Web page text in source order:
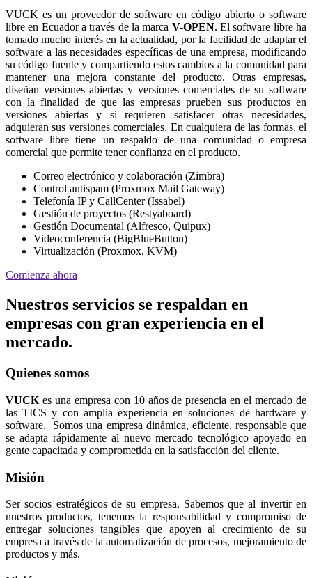
VUCK es un proveedor de software en código abierto o software
libre en Ecuador a través de la marca V-OPEN. El software libre ha
tomado mucho interés en la actualidad, por la facilidad de adaptar el
software a las necesidades específicas de una empresa, modificando
su código fuente y compartiendo estos cambios a la comunidad para
mantener una mejora constante del producto. Otras empresas,
diseñan versiones abiertas y versiones comerciales de su software
con la finalidad de que las empresas prueben sus productos en
versiones abiertas y si requieren satisfacer otras necesidades,
adquieran sus versiones comerciales. En cualquiera de las formas, el
software libre tiene un respaldo de una comunidad o empresa
comercial que permite tener confianza en el producto.
Correo electrónico y colaboración (Zimbra)
Control antispam (Proxmox Mail Gateway)
Telefonía IP y CallCenter (Issabel)
Gestión de proyectos (Restyaboard)
Gestión Documental (Alfresco, Quipux)
Videoconferencia (BigBlueButton)
Virtualización (Proxmox, KVM)
Comienza ahora
Nuestros servicios se respaldan en
empresas con gran experiencia en el
mercado.
Quienes somos
VUCK es una empresa con 10 años de presencia en el mercado de
las TICS y con amplia experiencia en soluciones de hardware y
software. Somos una empresa dinámica, eficiente, responsable que
se adapta rápidamente al nuevo mercado tecnológico apoyado en
gente capacitada y comprometida en la satisfacción del cliente.
Misión
Ser socios estratégicos de su empresa. Sabemos que al invertir en
nuestros productos, tenemos la responsabilidad y compromiso de
entregar soluciones tangibles que apoyen al crecimiento de su
empresa a través de la automatización de procesos, mejoramiento de
productos y más.